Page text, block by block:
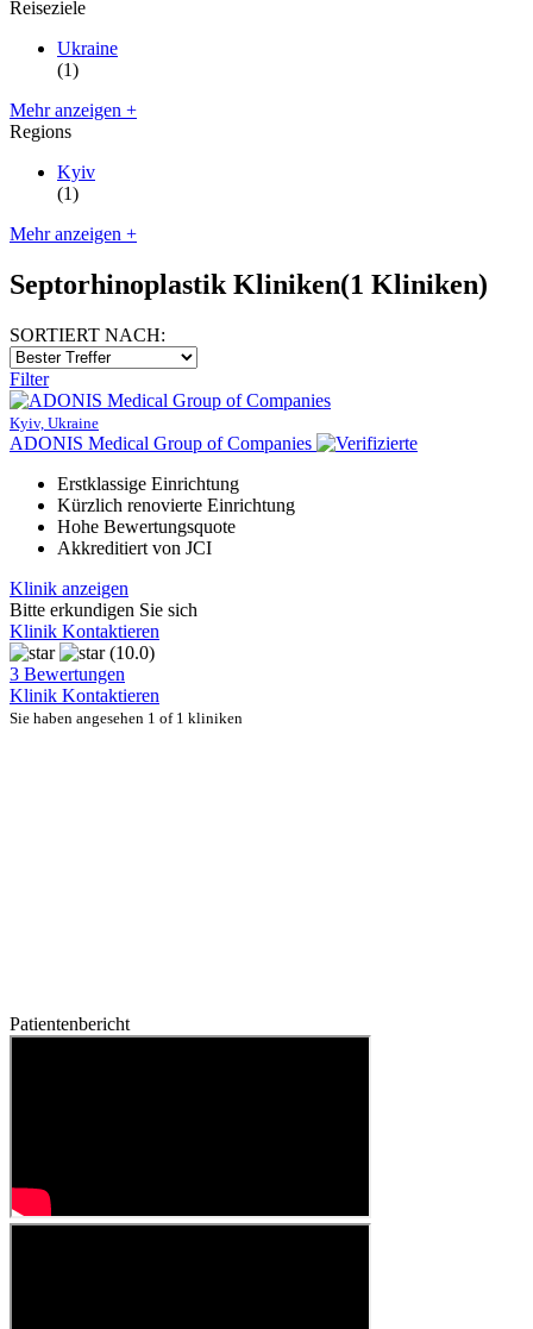
Reiseziele
Ukraine
(1)
Mehr anzeigen +
Regions
Kyiv
(1)
Mehr anzeigen +
Septorhinoplastik Kliniken(1 Kliniken)
SORTIERT NACH:
Filter
Kyiv, Ukraine
ADONIS Medical Group of Companies
Erstklassige Einrichtung
Kürzlich renovierte Einrichtung
Hohe Bewertungsquote
Akkreditiert von JCI
Klinik anzeigen
Bitte erkundigen Sie sich
Klinik Kontaktieren
(10.0)
3 Bewertungen
Klinik Kontaktieren
Sie haben angesehen 1 of 1 kliniken
Patientenbericht